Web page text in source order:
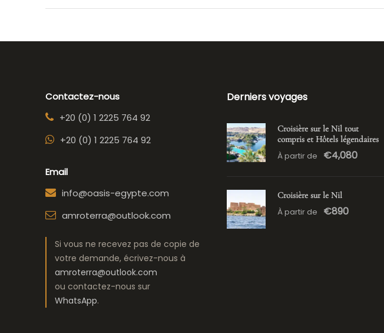
Contactez-nous
+20 (0) 1 2225 764 92
+20 (0) 1 2225 764 92
Email
info@oasis-egypte.com
amroterra@outlook.com
Si vous ne recevez pas de copie de
votre demande, écrivez-nous à
amroterra@outlook.com
ou contactez-nous sur
WhatsApp.
Derniers voyages
Croisière sur le Nil tout
compris et Hôtels légendaires
À partir de €4,080
Croisière sur le Nil
À partir de €890